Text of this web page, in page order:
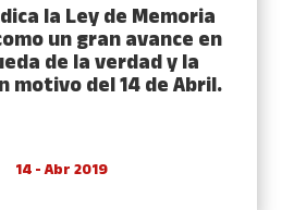
la Ley de Memoria
un gran avance en
de la verdad y la
motivo del 14 de Abril.
14 - Abr 2019